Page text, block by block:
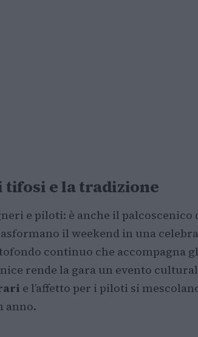
tifosi e la tradizione
e piloti: è anche il palcoscenico
il weekend in una
continuo che accompagna
rende la gara un evento
e l’affetto per i piloti si
anno.